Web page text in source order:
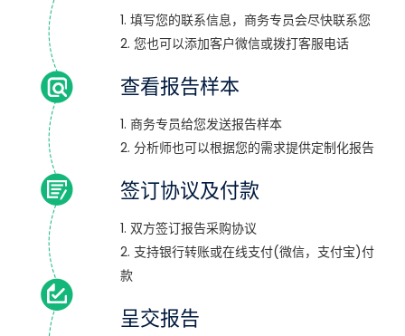
1. 填写您的联系信息，商务专员会尽快联系您
2. 您也可以添加客户微信或拨打客服电话
查看报告样本
1. 商务专员给您发送报告样本
2. 分析师也可以根据您的需求提供定制化报告
签订协议及付款
1. 双方签订报告采购协议
2. 支持银行转账或在线支付(微信，支付宝)付
款
呈交报告